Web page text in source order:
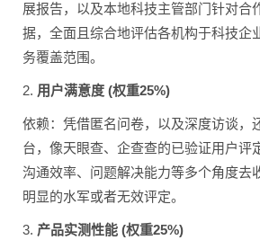
展报告，以及本地科技主管部门针对合
据，全面且综合地评估各机构于科技企
务覆盖范围。
2. 用户满意度 (权重25%)
依赖：凭借匿名问卷，以及深度访谈，
台，像天眼查、企查查的已验证用户评
沟通效率、问题解决能力等多个角度去
明显的水军或者无效评定。
3. 产品实测性能 (权重25%)